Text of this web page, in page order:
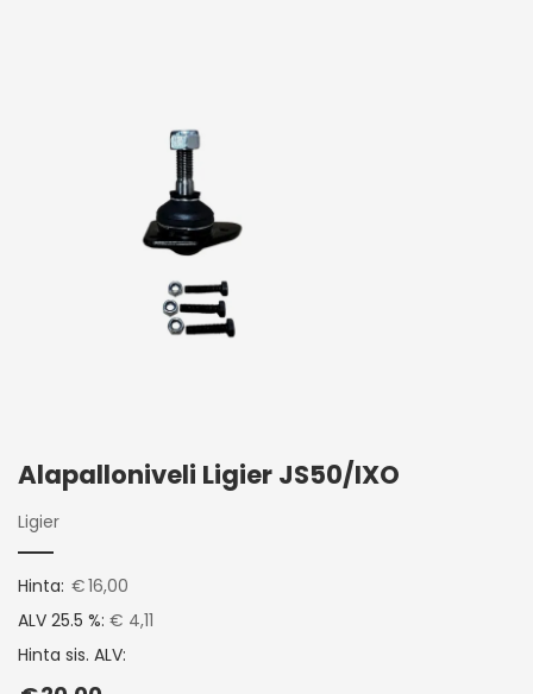
Alapalloniveli Ligier JS50/IXO
Ligier
Hinta: €16,00
ALV 25.5 %: € 4,11
Hinta sis. ALV: